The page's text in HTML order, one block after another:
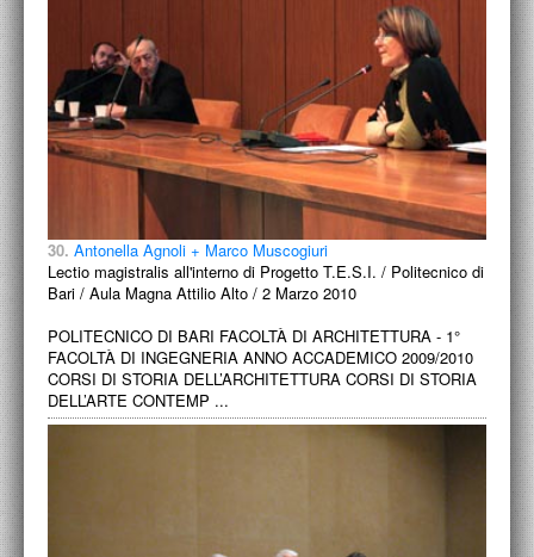
30. Antonella Agnoli + Marco Muscogiuri
Lectio magistralis all'interno di Progetto T.E.S.I. / Politecnico di
Bari / Aula Magna Attilio Alto / 2 Marzo 2010
POLITECNICO DI BARI FACOLTÀ DI ARCHITETTURA - 1°
FACOLTÀ DI INGEGNERIA ANNO ACCADEMICO 2009/2010
CORSI DI STORIA DELL’ARCHITETTURA CORSI DI STORIA
DELL’ARTE CONTEMP ...